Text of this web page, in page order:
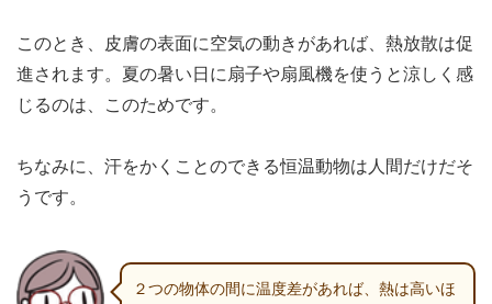
このとき、皮膚の表面に空気の動きがあれば、熱放散は促
進されます。夏の暑い日に扇子や扇風機を使うと涼しく感
じるのは、このためです。
ちなみに、汗をかくことのできる恒温動物は人間だけだそ
うです。
２つの物体の間に温度差があれば、熱は高いほ